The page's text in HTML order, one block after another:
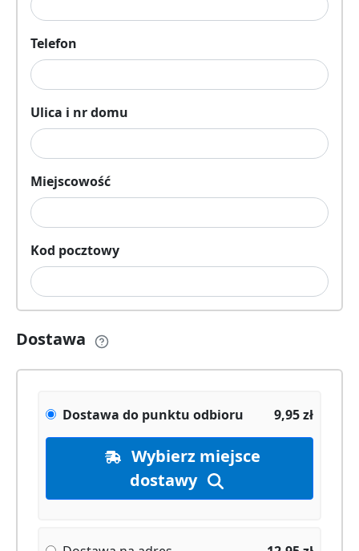
Telefon
Ulica i nr domu
Miejscowość
Kod pocztowy
Dostawa
Dostawa do punktu odbioru 9,95zł
dostawy